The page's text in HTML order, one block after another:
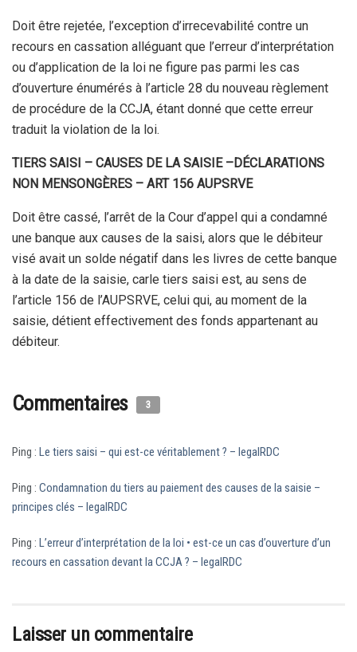
Doit être rejetée, l’exception d’irrecevabilité contre un
recours en cassation alléguant que l’erreur d’interprétation
ou d’application de la loi ne figure pas parmi les cas
d’ouverture énumérés à l’article 28 du nouveau règlement
de procédure de la CCJA, étant donné que cette erreur
traduit la violation de la loi.
TIERS SAISI – CAUSES DE LA SAISIE –DÉCLARATIONS
NON MENSONGÈRES – ART 156 AUPSRVE
Doit être cassé, l’arrêt de la Cour d’appel qui a condamné
une banque aux causes de la saisi, alors que le débiteur
visé avait un solde négatif dans les livres de cette banque
à la date de la saisie, carle tiers saisi est, au sens de
l’article 156 de l’AUPSRVE, celui qui, au moment de la
saisie, détient effectivement des fonds appartenant au
débiteur.
Commentaires 3
Ping : Le tiers saisi – qui est-ce véritablement ? – legalRDC
Ping : Condamnation du tiers au paiement des causes de la saisie –
principes clés – legalRDC
Ping : L’erreur d’interprétation de la loi • est-ce un cas d’ouverture d’un
recours en cassation devant la CCJA ? – legalRDC
Laisser un commentaire